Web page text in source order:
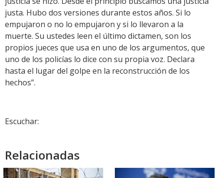
justa. Hubo dos versiones durante estos años. Si lo
empujaron o no lo empujaron y si lo llevaron a la
muerte. Su ustedes leen el último dictamen, son los
propios jueces que usa en uno de los argumentos, que
uno de los policías lo dice con su propia voz. Declara
hasta el lugar del golpe en la reconstrucción de los
hechos”.
Escuchar:
Relacionadas